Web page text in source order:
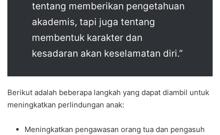
tentang memberikan pengetahuan
akademis, tapi juga tentang
membentuk karakter dan
kesadaran akan keselamatan diri.”
Berikut adalah beberapa langkah yang dapat diambil untuk
meningkatkan perlindungan anak:
Meningkatkan pengawasan orang tua dan pengasuh